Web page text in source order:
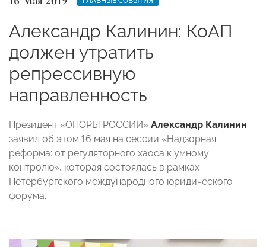
Александр Калинин: КоАП
должен утратить
репрессивную
направленность
Президент «ОПОРЫ РОССИИ» Александр Калинин
заявил об этом 16 мая на сессии «Надзорная
реформа: от регуляторного хаоса к умному
контролю», которая состоялась в рамках
Петербургского международного юридического
форума.